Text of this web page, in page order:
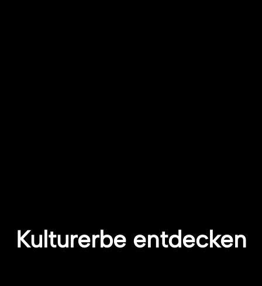
Kulturerbe entdecken